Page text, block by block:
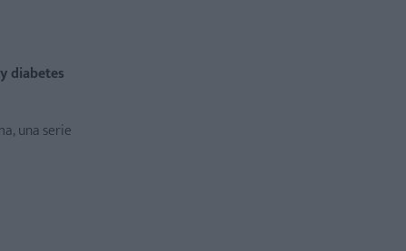
diabetes
una serie